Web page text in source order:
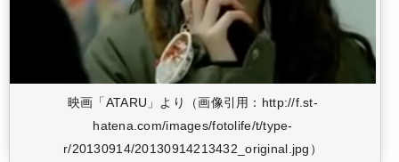
映画「ATARU」より（画像引用：http://f.st-
hatena.com/images/fotolife/t/type-
r/20130914/20130914213432_original.jpg）